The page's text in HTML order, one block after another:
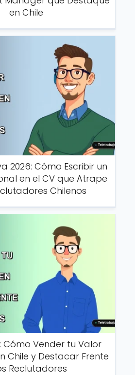
en Chile
2026: Cómo Escribir un
en el CV que Atrape
Chilenos
Cómo Vender tu Valor
Chile y Destacar Frente
Reclutadores